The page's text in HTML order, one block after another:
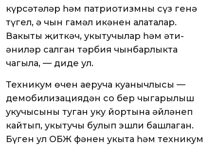
күрсәтәләр һәм патриотизмның сүз генә
түгел, ә чын гамәл икәнен аңлаталар.
Вакыты җиткәч, укытучылар һәм әти-
әниләр салган тәрбия чынбарлыкта
чагыла, — диде ул.
Техникум өчен аеруча куанычлысы —
демобилизациядән соң бер чыгарылыш
укучысының туган уку йортына әйләнеп
кайтып, укытучы булып эшли башлаган.
Бүген ул ОБЖ фәнен укыта һәм техникум